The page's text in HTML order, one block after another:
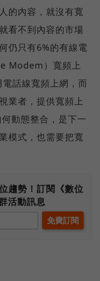
的內容，就沒有寬
看不到內容的市場
仍只有6%的有線電
Modem）寬頻上
話線寬頻上網，而
業者，提供寬頻上
動態整合，是下一
模式，也需要把寬
趨勢！訂閱《數位
活動訊息